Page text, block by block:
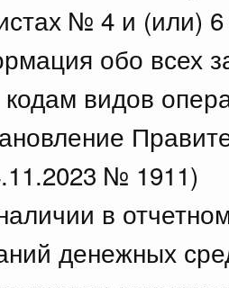
№ 4 и (или) 6
обо всех
видов
№ 1911)
в
денежных